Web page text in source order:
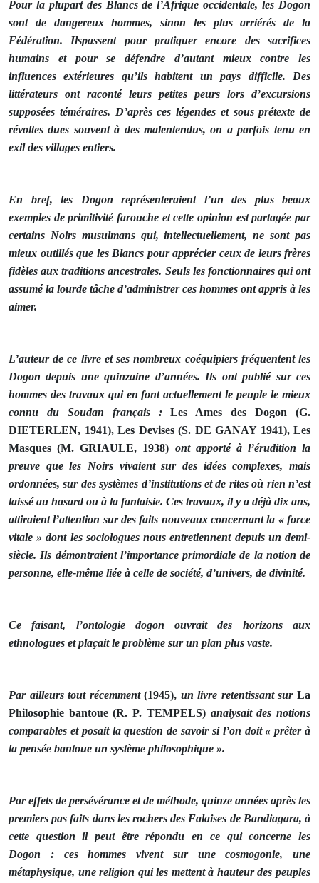
Pour la plupart des Blancs de l’Afrique occidentale, les Dogon
sont de dangereux hommes, sinon les plus arriérés de la
Fédération. Ilspassent pour pratiquer encore des sacrifices
humains et pour se défendre d’autant mieux contre les
influences extérieures qu’ils habitent un pays difficile. Des
littérateurs ont raconté leurs petites peurs lors d’excursions
supposées téméraires. D’après ces légendes et sous prétexte de
révoltes dues souvent à des malentendus, on a parfois tenu en
exil des villages entiers.
En bref, les Dogon représenteraient l’un des plus beaux
exemples de primitivité farouche et cette opinion est partagée par
certains Noirs musulmans qui, intellectuellement, ne sont pas
mieux outillés que les Blancs pour apprécier ceux de leurs frères
fidèles aux traditions ancestrales. Seuls les fonctionnaires qui ont
assumé la lourde tâche d’administrer ces hommes ont appris à les
aimer.
L’auteur de ce livre et ses nombreux coéquipiers fréquentent les
Dogon depuis une quinzaine d’années. Ils ont publié sur ces
hommes des travaux qui en font actuellement le peuple le mieux
connu du Soudan français :Les Ames des Dogon (G.
DIETERLEN, 1941), Les Devises (S. DE GANAY 1941), Les
Masques (M. GRIAULE, 1938) ont apporté à l’érudition la
preuve que les Noirs vivaient sur des idées complexes, mais
ordonnées, sur des systèmes d’institutions et de rites où rien n’est
laissé au hasard ou à la fantaisie. Ces travaux, il y a déjà dix ans,
attiraient l’attention sur des faits nouveaux concernant la « force
vitale » dont les sociologues nous entretiennent depuis un demi-
siècle. Ils démontraient l’importance primordiale de la notion de
personne, elle-même liée à celle de société, d’univers, de divinité.
Ce faisant, l’ontologie dogon ouvrait des horizons aux
ethnologues et plaçait le problème sur un plan plus vaste.
Par ailleurs tout récemment(1945), un livre retentissant surLa
Philosophie bantoue (R. P. TEMPELS) analysait des notions
comparables et posait la question de savoir si l’on doit « prêter à
la pensée bantoue un système philosophique ».
Par effets de persévérance et de méthode, quinze années après les
premiers pas faits dans les rochers des Falaises de Bandiagara, à
cette question il peut être répondu en ce qui concerne les
Dogon : ces hommes vivent sur une cosmogonie, une
métaphysique, une religion qui les mettent à hauteur des peuples